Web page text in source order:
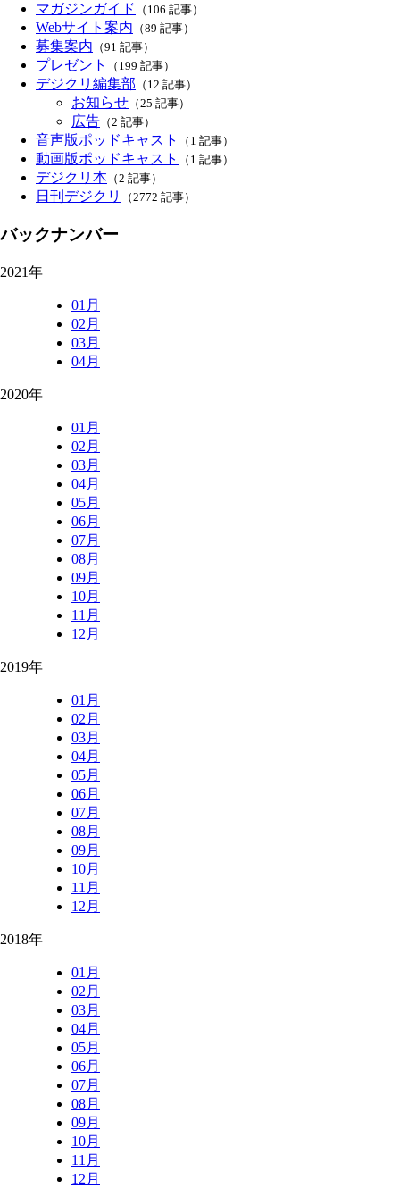
マガジンガイド （106 記事）
Webサイト案内 （89 記事）
募集案内 （91 記事）
プレゼント （199 記事）
デジクリ編集部 （12 記事）
お知らせ （25 記事）
広告 （2 記事）
音声版ポッドキャスト （1 記事）
動画版ポッドキャスト （1 記事）
デジクリ本 （2 記事）
日刊デジクリ （2772 記事）
バックナンバー
2021年
01月
02月
03月
04月
2020年
01月
02月
03月
04月
05月
06月
07月
08月
09月
10月
11月
12月
2019年
01月
02月
03月
04月
05月
06月
07月
08月
09月
10月
11月
12月
2018年
01月
02月
03月
04月
05月
06月
07月
08月
09月
10月
11月
12月